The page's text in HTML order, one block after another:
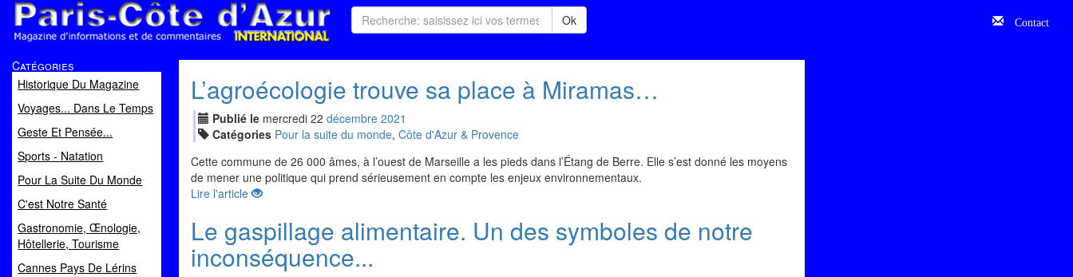
Magazine d'informations et de commentaires
Ok Contact
Catégories
Historique Du Magazine
Voyages... Dans Le Temps
Geste Et Pensée...
Sports - Natation
Pour La Suite Du Monde
C'est Notre Santé
Gastronomie, Œnologie,
Hôtellerie, Tourisme
Cannes Pays De Lérins
L’agroécologie trouve sa place à Miramas…
Publié le mercredi 22 décembre 2021
Catégories Pour la suite du monde, Côte d'Azur & Provence
Cette commune de 26 000 âmes, à l’ouest de Marseille a les pieds dans l’Étang de Berre. Elle s’est donné les moyens
de mener une politique qui prend sérieusement en compte les enjeux environnementaux.
Lire l'article
Le gaspillage alimentaire. Un des symboles de notre
inconséquence...